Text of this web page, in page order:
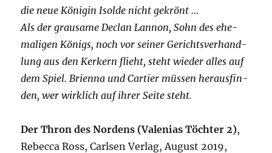
die neue Köni­gin Isol­de nicht gekrönt …
Als der grau­sa­me Declan Lan­non, Sohn des ehe­
ma­li­gen Königs, noch vor sei­ner Gerichts­ver­hand­
lung aus den Ker­kern flieht, steht wie­der alles auf
dem Spiel. Bri­en­na und Car­tier müs­sen her­aus­fin­
den, wer wirk­lich auf ihrer Sei­te steht.
Der Thron des Nor­dens (Vale­ni­as Töch­ter 2),
Rebec­ca Ross, Carlsen Ver­lag, August 2019,